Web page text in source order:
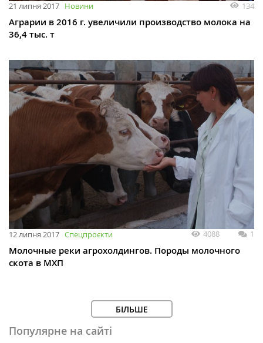
21 липня 2017 Новини 134
Аграрии в 2016 г. увеличили производство молока на
36,4 тыс. т
12 липня 2017 Спецпроєкти 4088 1
Молочные реки агрохолдингов. Породы молочного
скота в МХП
БІЛЬШЕ
Популярне на сайті